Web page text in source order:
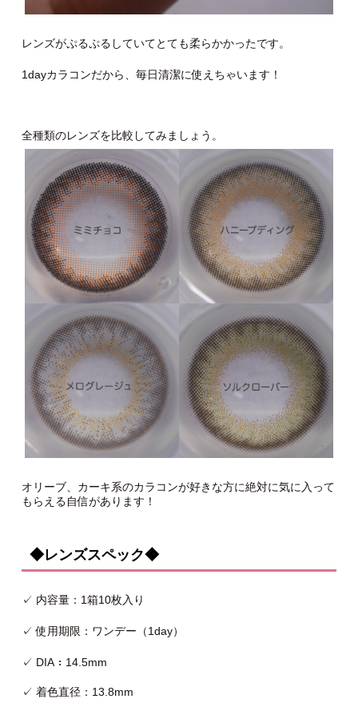
レンズがぷるぷるしていてとても柔らかかったです。
1dayカラコンだから、毎日清潔に使えちゃいます！
全種類のレンズを比較してみましょう。
オリーブ、カーキ系のカラコンが好きな方に絶対に気に入って
もらえる自信があります！
◆レンズスペック◆
✓ 内容量：1箱10枚入り
✓ 使用期限：ワンデー（1day）
✓ DIA：14.5mm
✓ 着色直径：13.8mm